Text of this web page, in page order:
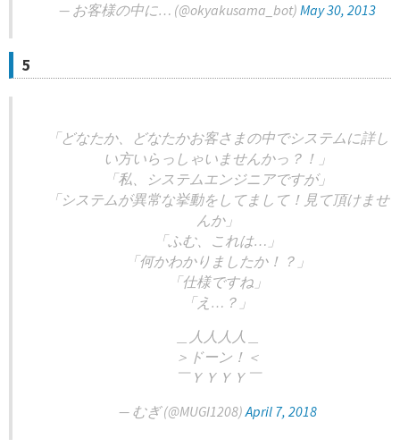
— お客様の中に… (@okyakusama_bot) May 30, 2013
5
「どなたか、どなたかお客さまの中でシステムに詳し
い方いらっしゃいませんかっ？！」
「私、システムエンジニアですが」
「システムが異常な挙動をしてまして！見て頂けませ
んか」
「ふむ、これは…」
「何かわかりましたか！？」
「仕様ですね」
「え…？」
＿人人人人＿
＞ドーン！＜
￣ＹＹＹＹ￣
— むぎ (@MUGI1208)April 7, 2018